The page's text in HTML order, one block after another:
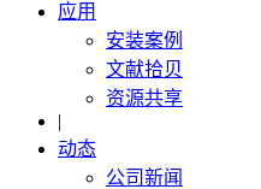
应用
安装案例
文献拾贝
资源共享
|
动态
公司新闻